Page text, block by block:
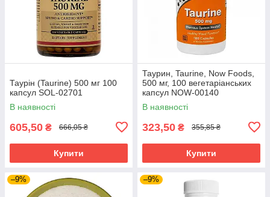
Таурін (Taurine) 500 мг 100
капсул SOL-02701
В наявності
605,50 ₴ 666,05 ₴
Купити
Таурин, Taurine, Now Foods,
500 мг, 100 вегетаріанських
капсул NOW-00140
В наявності
323,50 ₴ 355,85 ₴
Купити
–9% –9%